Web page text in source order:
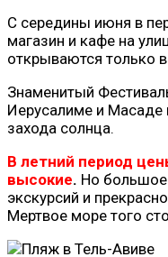
С середины июня в
магазин и кафе на
открываются только
Знаменитый
Иерусалиме и
захода солнца.
В летний период
высокие. Но большое
экскурсий и
Мертвое море того